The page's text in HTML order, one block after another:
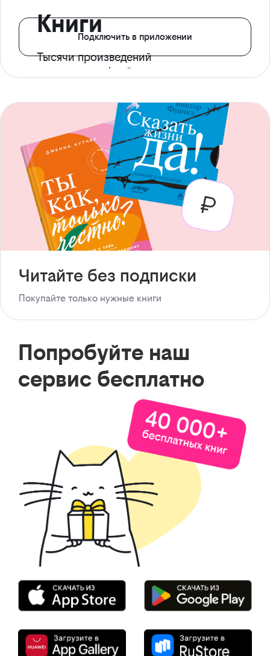
Книги
Тысячи произведений
с доступом офлайн
Подключить в приложении
Читайте без подписки
Покупайте только нужные книги
Попробуйте наш
сервис бесплатно